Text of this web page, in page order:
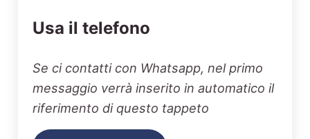
Usa il telefono
Se ci contatti con Whatsapp, nel primo
messaggio verrà inserito in automatico il
riferimento di questo tappeto